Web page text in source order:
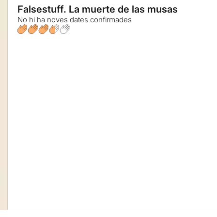
Falsestuff. La muerte de las musas
No hi ha noves dates confirmades